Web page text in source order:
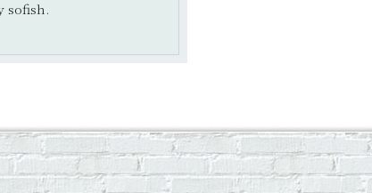
sofish.